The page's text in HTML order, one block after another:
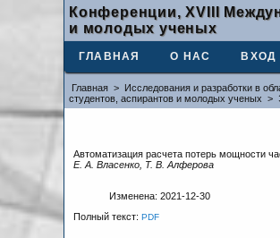
Конференции, XVIII
и молодых ученых
ГЛАВНАЯ О НАС ВХОД
Главная > Исследования и разработки в
студентов, аспирантов и молодых ученых >
Автоматизация расчета потерь мощности
Е. А. Власенко, Т. В. Алферова
Изменена: 2021-12-30
Полный текст:PDF